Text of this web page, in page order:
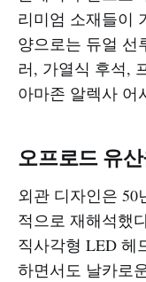
리미엄 소재들이
양으로는 듀얼 선
러, 가열식 후석,
아마존 알렉사 어
오프로드 유
외관 디자인은 50
적으로 재해석했
직사각형 LED 헤
하면서도 날카로